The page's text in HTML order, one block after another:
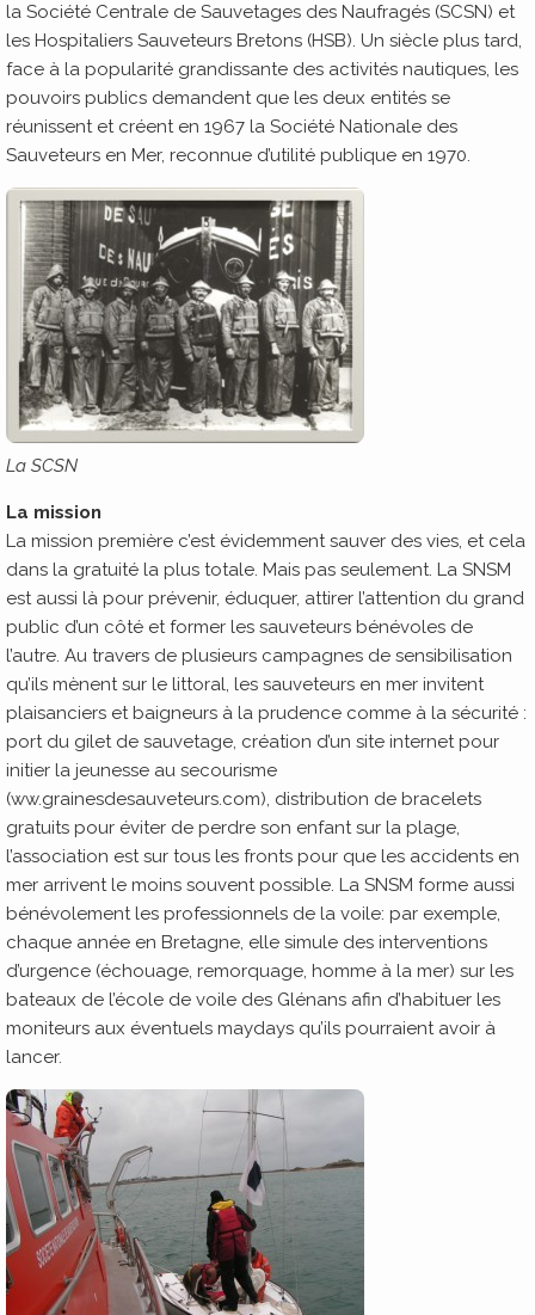
la Société Centrale de Sauvetages des Naufragés (SCSN) et
les Hospitaliers Sauveteurs Bretons (HSB). Un siècle plus tard,
face à la popularité grandissante des activités nautiques, les
pouvoirs publics demandent que les deux entités se
réunissent et créent en 1967 la Société Nationale des
Sauveteurs en Mer, reconnue d’utilité publique en 1970.
La SCSN
La mission
La mission première c’est évidemment sauver des vies, et cela
dans la gratuité la plus totale. Mais pas seulement. La SNSM
est aussi là pour prévenir, éduquer, attirer l’attention du grand
public d’un côté et former les sauveteurs bénévoles de
l’autre. Au travers de plusieurs campagnes de sensibilisation
qu’ils mènent sur le littoral, les sauveteurs en mer invitent
plaisanciers et baigneurs à la prudence comme à la sécurité :
port du gilet de sauvetage, création d’un site internet pour
initier la jeunesse au secourisme
(ww.grainesdesauveteurs.com), distribution de bracelets
gratuits pour éviter de perdre son enfant sur la plage,
l’association est sur tous les fronts pour que les accidents en
mer arrivent le moins souvent possible. La SNSM forme aussi
bénévolement les professionnels de la voile: par exemple,
chaque année en Bretagne, elle simule des interventions
d’urgence (échouage, remorquage, homme à la mer) sur les
bateaux de l’école de voile des Glénans afin d’habituer les
moniteurs aux éventuels maydays qu’ils pourraient avoir à
lancer.